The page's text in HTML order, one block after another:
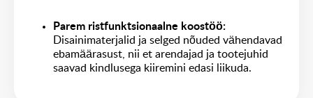
Disainimaterjalid ja selged nõuded vähendavad
ebamäärasust, nii et arendajad ja tootejuhid
saavad kindlusega kiiremini edasi liikuda.